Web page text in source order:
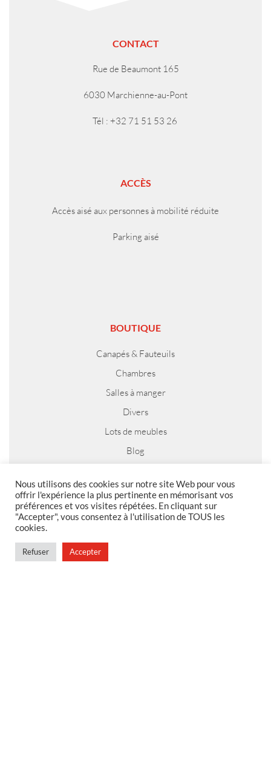
CONTACT
Rue de Beaumont 165
6030 Marchienne-au-Pont
Tél : +32 71 51 53 26
ACCÈS
Accès aisé aux personnes à mobilité réduite
Parking aisé
BOUTIQUE
Canapés & Fauteuils
Chambres
Salles à manger
Divers
Lots de meubles
Blog
MENTIONS LEGALES
Politique de confidentialité
Conditions générales de vente
Nous utilisons des cookies sur notre site Web pour vous
offrir l'expérience la plus pertinente en mémorisant vos
préférences et vos visites répétées. En cliquant sur
"Accepter", vous consentez à l'utilisation de TOUS les
cookies.
Refuser Accepter